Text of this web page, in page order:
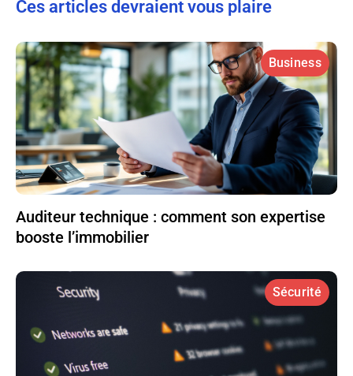
Ces articles devraient vous plaire
Business
Auditeur technique : comment son expertise
booste l’immobilier
Sécurité